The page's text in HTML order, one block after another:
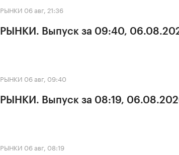
РЫНКИ 06 авг, 21:36
РЫНКИ. Выпуск за 09:40,
РЫНКИ 06 авг, 09:40
РЫНКИ. Выпуск за 08:19,
РЫНКИ 06 авг, 08:19